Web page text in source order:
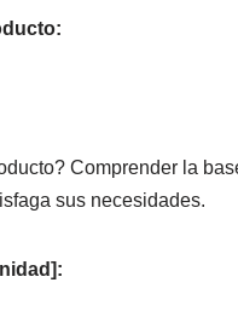
Comprender la
sus necesidades.